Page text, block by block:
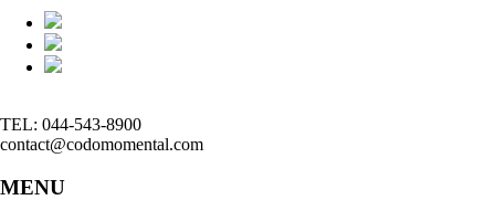
TEL: 044-543-8900
contact@codomomental.com
MENU